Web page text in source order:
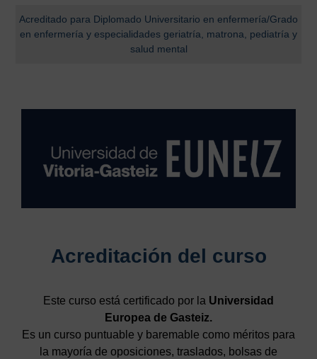
Acreditado para Diplomado Universitario en enfermería/Grado
en enfermería y especialidades geriatría, matrona, pediatría y
salud mental
Acreditación del curso
Este curso está certificado por la Universidad
Europea de Gasteiz.
Es un curso puntuable y baremable como méritos para
la mayoría de oposiciones, traslados, bolsas de